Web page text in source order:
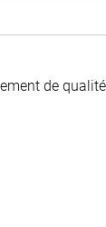
de